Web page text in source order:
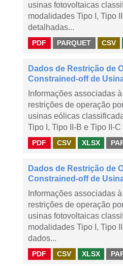
usinas fotovoltaicas
modalidades Tipo I, Tipo
detalhadas...
PDF PARQUET CSV
Dados de Restrição de
Constrained-off de
Informações associadas
restrições de operação
usinas eólicas
Tipo I, Tipo II-B e Tipo II-C
PDF CSV XLSX
Dados de Restrição de
Constrained-off de
Informações associadas
restrições de operação
usinas fotovoltaicas
modalidades Tipo I, Tipo
dados...
PDF CSV XLSX